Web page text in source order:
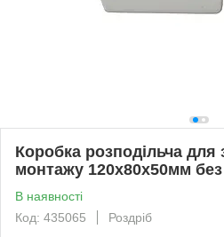
Коробка розподільча для
монтажу 120x80x50мм без
В наявності
Код: 435065
Роздріб